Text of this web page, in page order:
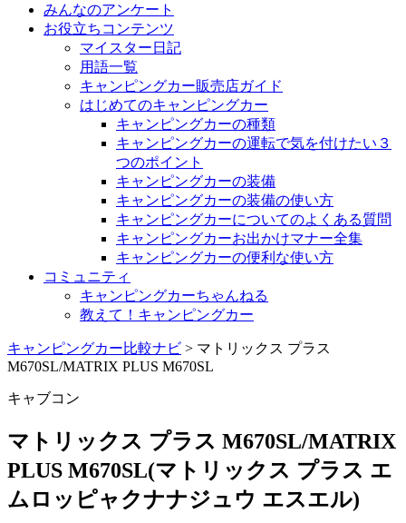
みんなのアンケート
お役立ちコンテンツ
マイスター日記
用語一覧
キャンピングカー販売店ガイド
はじめてのキャンピングカー
キャンピングカーの種類
キャンピングカーの運転で気を付けたい３
つのポイント
キャンピングカーの装備
キャンピングカーの装備の使い方
キャンピングカーについてのよくある質問
キャンピングカーお出かけマナー全集
キャンピングカーの便利な使い方
コミュニティ
キャンピングカーちゃんねる
教えて！キャンピングカー
キャンピングカー比較ナビ > マトリックス プラス
M670SL/MATRIX PLUS M670SL
キャブコン
マトリックス プラス M670SL/MATRIX
PLUS M670SL(マトリックス プラス エ
ムロッピャクナナジュウ エスエル)